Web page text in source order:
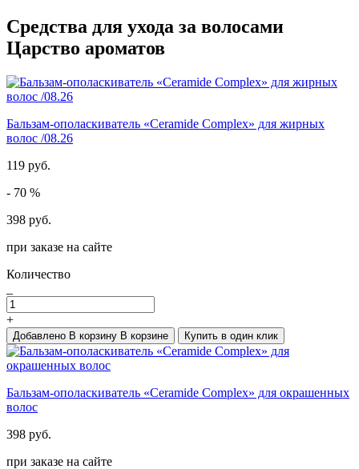
Средства для ухода за волосами
Царство ароматов
Бальзам-ополаскиватель «Ceramide Complex» для жирных
волос /08.26
119 руб.
- 70 %
398 руб.
при заказе на сайте
Количество
+
Добавлено В корзину В корзине Купить в один клик
Бальзам-ополаскиватель «Ceramide Complex» для окрашенных
волос
398 руб.
при заказе на сайте